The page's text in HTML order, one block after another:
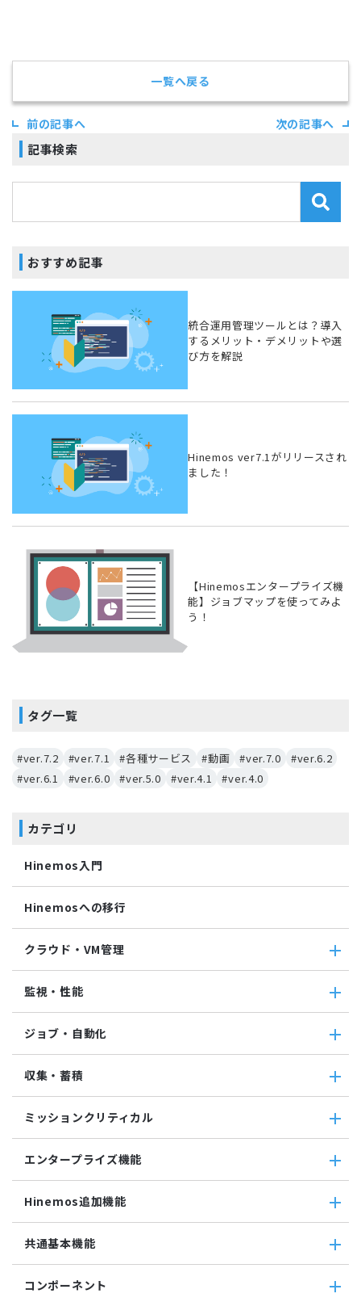
前の記事へ
一覧へ戻る
次の記事へ
記事検索
おすすめ記事
統合運用管理ツールとは？導入
するメリット・デメリットや選
び方を解説
Hinemos ver7.1がリリースされ
ました！
【Hinemosエンタープライズ機
能】ジョブマップを使ってみよ
う！
タグ一覧
#ver.7.2 #ver.7.1 #各種サービス #動画 #ver.7.0
#ver.6.2
#ver.6.1
#ver.6.0 #ver.5.0 #ver.4.1 #ver.4.0
カテゴリ
Hinemos入門
Hinemosへの移行
クラウド・VM管理
クラウド・VM共通
クラウド管理機能(AWS)
VM管理機能
監視・性能
パケットキャプチャ監視
カスタムトラップ監視
カスタム監視
バイナリファイル監視
収集値統合監視
ログ件数監視
システムログ監視
JMX監視
SQL監視
SNMPTRAP監視
SNMP監視
HTTPシナリオ監視
ジョブ・自動化
ジョブ機能全般について
コマンドジョブ
ファイル転送ジョブ
参照ジョブ
環境構築機能
実行契機
ファイルチェックジョブ
監視ジョブ
承認ジョブ
収集・蓄積
転送
ダウンロード
検索
蓄積
収集
ミッションクリティカル
ミッションクリティカル（Linux）
ミッションクリティカル（Windows）
エンタープライズ機能
インシデント管理連携ツール
Grafana
ユーティリティ機能
レポーティング
ノードマップ
Hinemos追加機能
Hinemosインシデントダッシュボード
メッセージフィルタ
Hinemosセキュリティオプション
共通基本機能
セルフチェック
コンポーネント